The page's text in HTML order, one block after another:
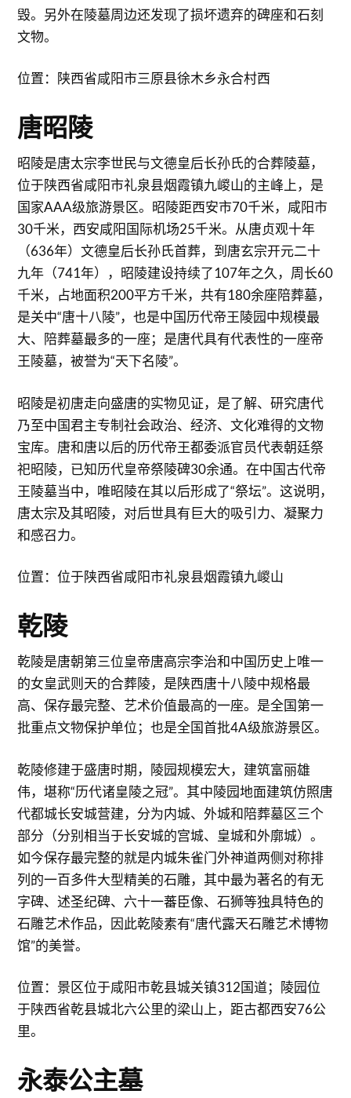
毁。另外在陵墓周边还发现了损坏遗弃的碑座和石刻
文物。
位置：陕西省咸阳市三原县徐木乡永合村西
唐昭陵
昭陵是唐太宗李世民与文德皇后长孙氏的合葬陵墓，
位于陕西省咸阳市礼泉县烟霞镇九嵕山的主峰上，是
国家AAA级旅游景区。昭陵距西安市70千米，咸阳市
30千米，西安咸阳国际机场25千米。从唐贞观十年
（636年）文德皇后长孙氏首葬，到唐玄宗开元二十
九年（741年），昭陵建设持续了107年之久，周长60
千米，占地面积200平方千米，共有180余座陪葬墓，
是关中“唐十八陵”，也是中国历代帝王陵园中规模最
大、陪葬墓最多的一座；是唐代具有代表性的一座帝
王陵墓，被誉为“天下名陵”。
昭陵是初唐走向盛唐的实物见证，是了解、研究唐代
乃至中国君主专制社会政治、经济、文化难得的文物
宝库。唐和唐以后的历代帝王都委派官员代表朝廷祭
祀昭陵，已知历代皇帝祭陵碑30余通。在中国古代帝
王陵墓当中，唯昭陵在其以后形成了“祭坛”。这说明，
唐太宗及其昭陵，对后世具有巨大的吸引力、凝聚力
和感召力。
位置：位于陕西省咸阳市礼泉县烟霞镇九嵕山
乾陵
乾陵是唐朝第三位皇帝唐高宗李治和中国历史上唯一
的女皇武则天的合葬陵，是陕西唐十八陵中规格最
高、保存最完整、艺术价值最高的一座。是全国第一
批重点文物保护单位；也是全国首批4A级旅游景区。
乾陵修建于盛唐时期，陵园规模宏大，建筑富丽雄
伟，堪称“历代诸皇陵之冠”。其中陵园地面建筑仿照唐
代都城长安城营建，分为内城、外城和陪葬墓区三个
部分（分别相当于长安城的宫城、皇城和外廓城）。
如今保存最完整的就是内城朱雀门外神道两侧对称排
列的一百多件大型精美的石雕，其中最为著名的有无
字碑、述圣纪碑、六十一蕃臣像、石狮等独具特色的
石雕艺术作品，因此乾陵素有“唐代露天石雕艺术博物
馆”的美誉。
位置：景区位于咸阳市乾县城关镇312国道；陵园位
于陕西省乾县城北六公里的梁山上，距古都西安76公
里。
永泰公主墓